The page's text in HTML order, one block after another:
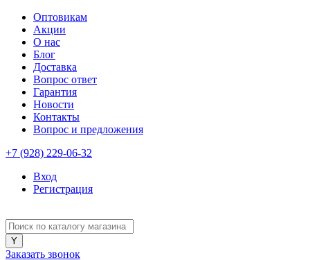
Оптовикам
Акции
О нас
Блог
Доставка
Вопрос ответ
Гарантия
Новости
Контакты
Вопрос и предложения
+7 (928) 229-06-32
Вход
Регистрация
Заказать звонок